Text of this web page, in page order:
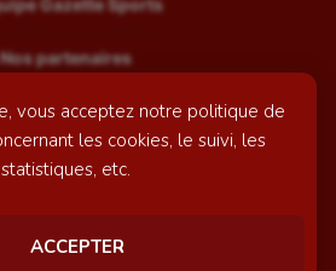
vous acceptez notre politique de
les cookies, le suivi, les
statistiques, etc.
ACCEPTER
Gazette Sports
Nos partenaires
Recrutement
Mentions légales